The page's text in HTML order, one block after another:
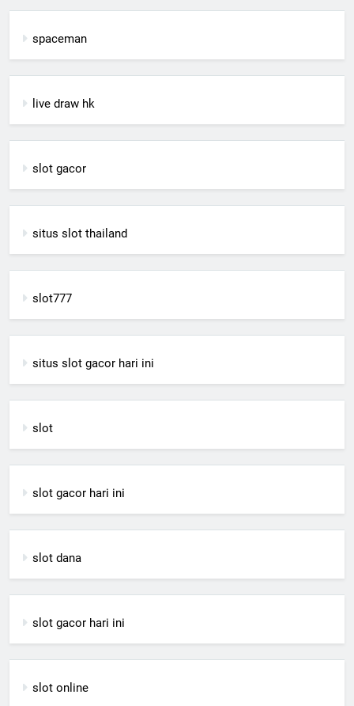
spaceman
live draw hk
slot gacor
situs slot thailand
slot777
situs slot gacor hari ini
slot
slot gacor hari ini
slot dana
slot gacor hari ini
slot online